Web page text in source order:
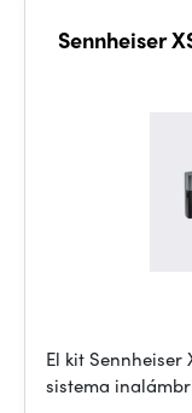
Sennheiser
El kit Sennheiser
sistema